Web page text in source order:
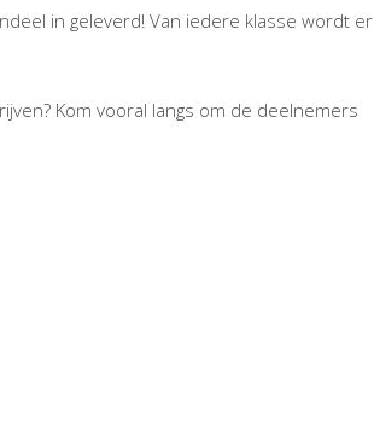
in geleverd! Van iedere klasse wordt er
Kom vooral langs om de deelnemers